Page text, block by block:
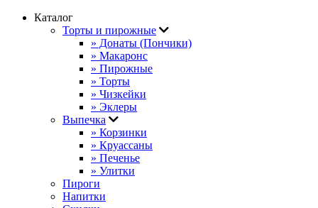
Каталог
Торты и пирожные
» Донаты (Пончики)
» Макаронс
» Пирожные
» Торты
» Чизкейки
» Эклеры
Выпечка
» Корзинки
» Круассаны
» Печенье
» Улитки
Пироги
Напитки